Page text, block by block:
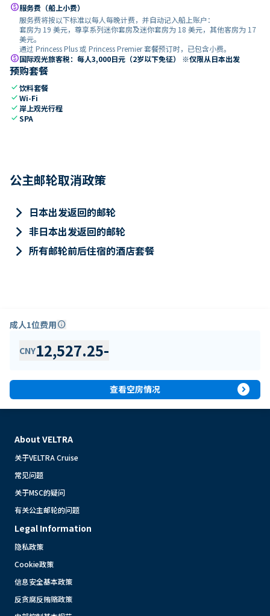
paid服务费（船上小费）
服务费将按以下标准以每人每晚计费，并自动记入船上账户：
套房为 19 美元，尊享系列迷你套房及迷你套房为 18 美元，其他客房为 17
美元。
通过 Princess Plus 或 Princess Premier 套餐预订时，已包含小费。
paid国际观光旅客税：每人3,000日元（2岁以下免征） ※仅限从日本出发
预购套餐
check饮料套餐
checkWi-Fi
check 岸上观光行程
checkSPA
公主邮轮取消政策
keyboard_arrow_right 日本出发返回的邮轮
keyboard_arrow_right 非日本出发返回的邮轮
keyboard_arrow_right 所有邮轮前后住宿的酒店套餐
成人1位费用info
CNY12,527.25-
查看空房情况 expand_circle_right
About VELTRA
关于VELTRA Cruise
常见问题
关于MSC的疑问
有关公主邮轮的问题
Legal Information
隐私政策
Cookie政策
信息安全基本政策
反贪腐反贿赂政策